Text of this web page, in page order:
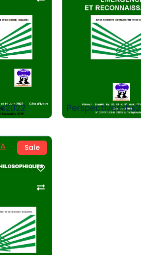
Perspectives-hs2
Add to Cart
Sale